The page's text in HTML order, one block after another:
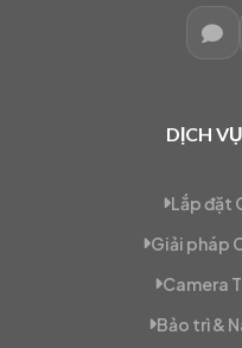
DỊCH
Lắp đặt
Giải pháp
Camera
Bảo trì &